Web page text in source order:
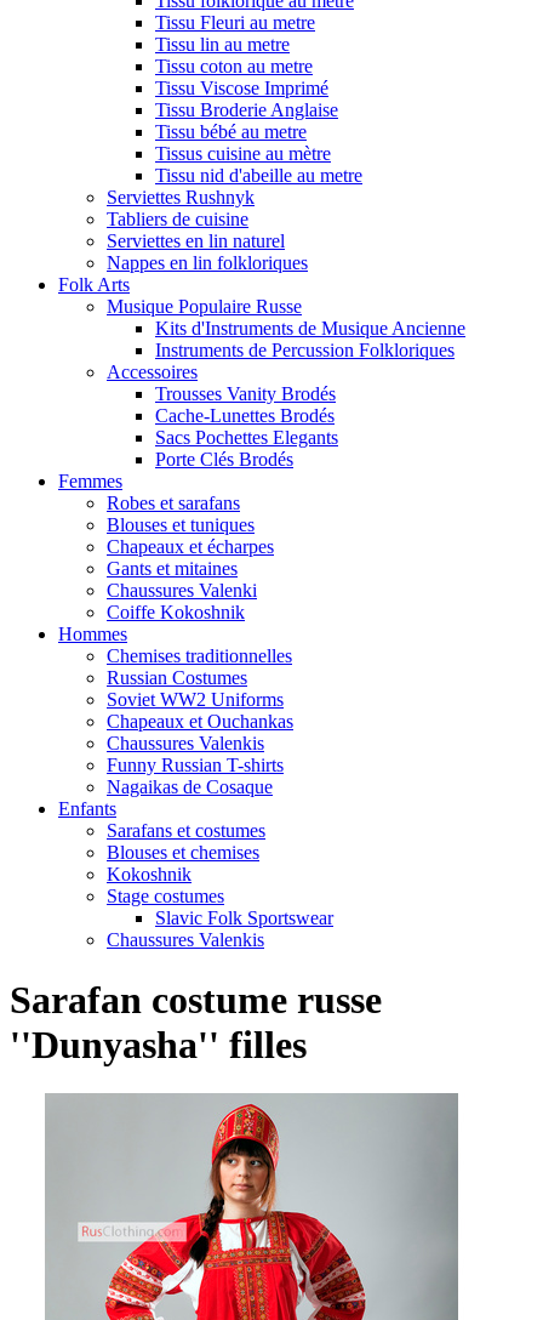
Tissu Fleuri au metre
Tissu lin au metre
Tissu coton au metre
Tissu Viscose Imprimé
Tissu Broderie Anglaise
Tissu bébé au metre
Tissus cuisine au mètre
Tissu nid d'abeille au metre
Serviettes Rushnyk
Tabliers de cuisine
Serviettes en lin naturel
Nappes en lin folkloriques
Folk Arts
Musique Populaire Russe
Kits d'Instruments de Musique Ancienne
Instruments de Percussion Folkloriques
Accessoires
Trousses Vanity Brodés
Cache-Lunettes Brodés
Sacs Pochettes Elegants
Porte Clés Brodés
Femmes
Robes et sarafans
Blouses et tuniques
Chapeaux et écharpes
Gants et mitaines
Chaussures Valenki
Coiffe Kokoshnik
Hommes
Chemises traditionnelles
Russian Costumes
Soviet WW2 Uniforms
Chapeaux et Ouchankas
Chaussures Valenkis
Funny Russian T-shirts
Nagaikas de Cosaque
Enfants
Sarafans et costumes
Blouses et chemises
Kokoshnik
Stage costumes
Slavic Folk Sportswear
Chaussures Valenkis
Sarafan costume russe
''Dunyasha'' filles